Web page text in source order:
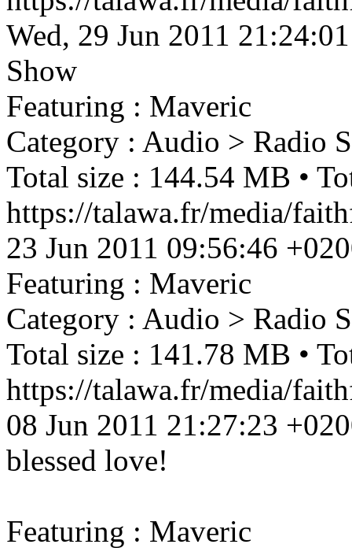
Wed, 29 Jun 2011
Show
Featuring : Maveric
Category : Audio > Radio
Total size : 144.54 MB •
https://talawa.fr/media/
23 Jun 2011 09:56:46
Featuring : Maveric
Category : Audio > Radio
Total size : 141.78 MB •
https://talawa.fr/media/
08 Jun 2011 21:27:23
blessed love!
Featuring : Maveric